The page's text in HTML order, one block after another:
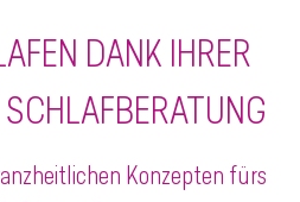
DANK IHRER
Konzepten fürs